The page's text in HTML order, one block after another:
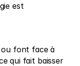
est
ou font face à
qui fait baisser